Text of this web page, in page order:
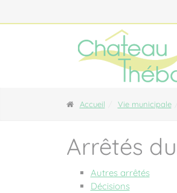
Accueil Vie municipale
Arrêtés
Autres arrêtés
Décisions